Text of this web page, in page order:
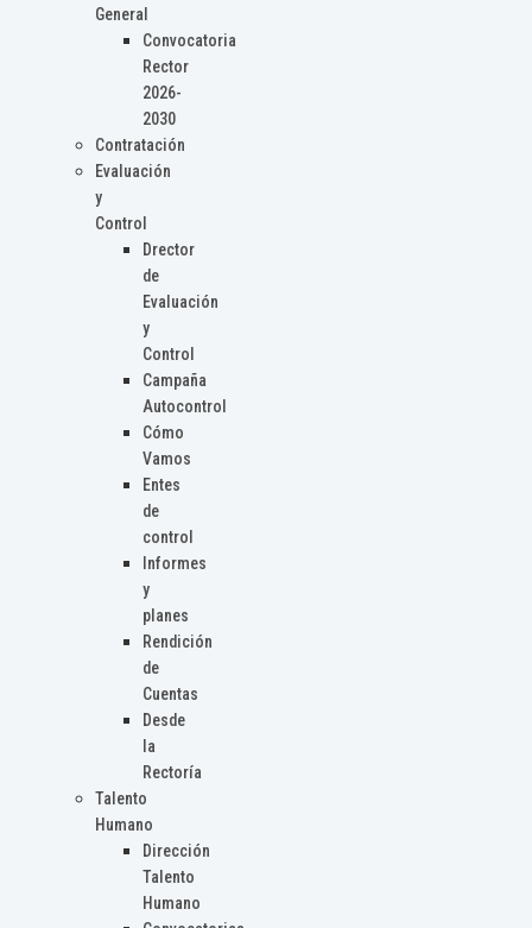
General
Convocatoria
Rector
2026-
2030
Contratación
Evaluación
y
Control
Drector
de
Evaluación
y
Control
Campaña
Autocontrol
Cómo
Vamos
Entes
de
control
Informes
y
planes
Rendición
de
Cuentas
Desde
la
Rectoría
Talento
Humano
Dirección
Talento
Humano